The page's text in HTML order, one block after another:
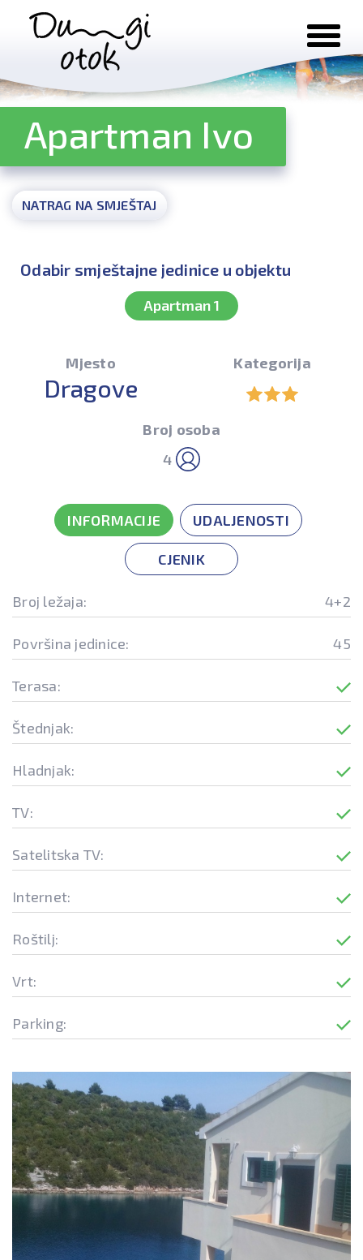
Preskoči na sadržaj
Apartman Ivo
NATRAG NA SMJEŠTAJ
Odabir smještajne jedinice u objektu
Apartman 1
Mjesto
Dragove
Kategorija
Broj osoba
4
INFORMACIJE UDALJENOSTI
CJENIK
Broj ležaja: 4+2
Površina jedinice: 45
Terasa:
Štednjak:
Hladnjak:
TV:
Satelitska TV:
Internet:
Roštilj:
Vrt:
Parking: